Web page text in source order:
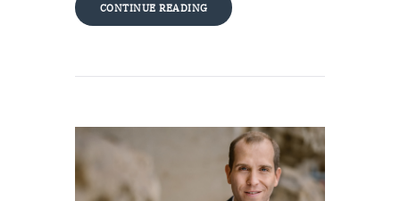
CONTINUE READING